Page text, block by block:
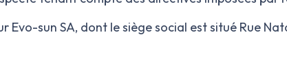
Evo-sun SA, dont le siège social est situé Rue